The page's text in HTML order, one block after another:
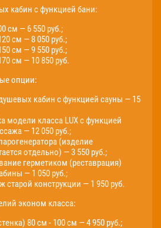
кабин с функцией бани:
см — 6 550 руб.;
см — 8 050 руб.;
см — 9 550 руб.;
см — 10 850 руб.
опции:
кабин с функцией сауны — 15
модели класса LUX с функцией
— 12 050 руб.;
(изделие
отдельно) — 3 550 руб.;
герметиком (реставрация)
— 1 050 руб.;
старой конструкции — 1 950 руб.
эконом класса:
80 см - 100 см — 4 950 руб.;